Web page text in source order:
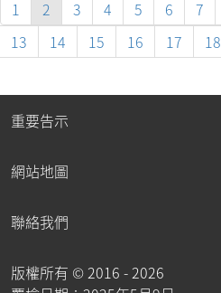
1 2 3 4 5 6 7
13
14 15 16 17 18
重要告示
網站地圖
聯絡我們
版權所有 ©2016 - 2026